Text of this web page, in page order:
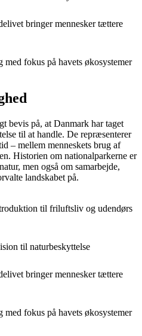
bringer mennesker tættere
fokus på havets økosystemer
bevis på, at Danmark har taget
til at handle. De repræsenterer
– mellem menneskets brug af
Historien om nationalparkerne er
men også om samarbejde,
landskabet på.
til friluftsliv og udendørs
til naturbeskyttelse
bringer mennesker tættere
fokus på havets økosystemer